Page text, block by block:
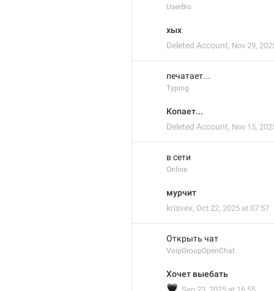
UserBio
хых
Deleted Account, Nov 29,
печатает...
Typing
Копает...
Deleted Account, Nov 15,
в сети
Online
мурчит
krisvev, Oct 22, 2025 at 07:57
Открыть чат
VoipGroupOpenChat
Хочет выебать